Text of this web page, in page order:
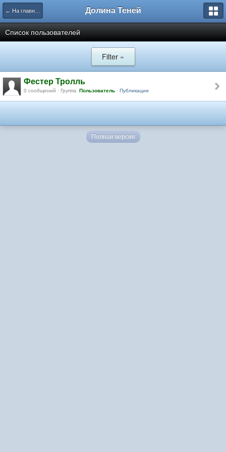
← На главную Долина Теней
Список пользователей
Filter »
Фестер Тролль
0 сообщений · Группа: Пользователь · Публикации
Полная версия